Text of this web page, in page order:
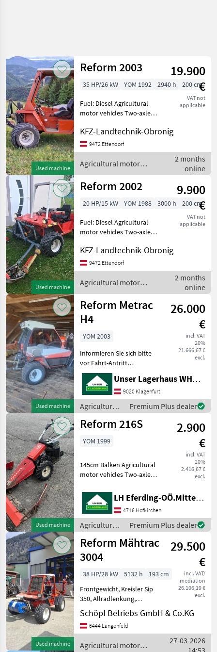
Used machine
Reform 2003
19.900
€
VAT not
applicable
35 HP/26 kW YOM 1992 2940 h 200 cm
Fuel: Diesel Agricultural
motor vehicles Two-axle
KFZ-Landtechnik-Obronig
9472 Ettendorf
Agricultural motor
vehicles / Reform
2 months
online
Used machine
Reform 2002
9.900
€
VAT not
applicable
20 HP/15 kW YOM 1988 3000 h 200 cm
Fuel: Diesel Agricultural
motor vehicles Two-axle
KFZ-Landtechnik-Obronig
9472 Ettendorf
Agricultural motor
vehicles / Reform
2 months
online
Used machine
Reform Metrac
H4
26.000
€
incl. VAT
20%
21.666,67 €
excl.
YOM 2003
Informieren Sie sich bitte
vor Fahrt-Antritt
telefonisch, ob die von
Ihnen angefragte Maschine
aktuell bei uns am Lager
steht. Wir inserieren auch
Maschinen, die sic
Unser Lagerhaus WHG, Kärnten, Klagenfurt
9020 Klagenfurt
Agricultural
motor
vehicles /
Premium Plus dealer
Used machine
Reform 216S
2.900
€
incl. VAT
20%
2.416,67 €
excl.
YOM 1999
145cm Balken Agricultural
motor vehicles Two-axle
LH Eferding-OÖ.Mitte, Landtechnik Hofkirchen
4716 Hofkirchen
Agricultural
motor
vehicles /
Reform
Premium Plus dealer
Used machine
Reform Mähtrac
3004
29.500
€
incl. VAT/
mediation
26.106,19 €
excl.
38 HP/28 kW 5132 h
193 cm
Frontgewicht, Kreisler Sip
350, Allradlenkung,
Bereifung 29x13.5-15 95%
Fuel: Diesel Agricultural
motor vehicles Two-axle
Schöpf Betriebs GmbH & Co.KG
6444 Längenfeld
Agricultural motor
27-03-2026
14:53